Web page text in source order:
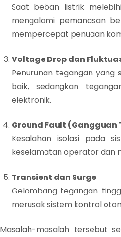
Saat beban listrik
mengalami pemanasan
mempercepat penuaan
Voltage Drop dan
Penurunan tegangan yang
baik, sedangkan
elektronik.
Ground Fault (Gangguan
Kesalahan isolasi pada
keselamatan operator dan
Transient dan Surge
Gelombang tegangan
merusak sistem kontrol
Masalah-masalah tersebut